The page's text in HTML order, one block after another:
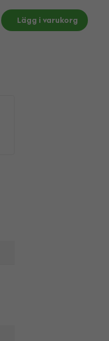
Lägg i varukorg